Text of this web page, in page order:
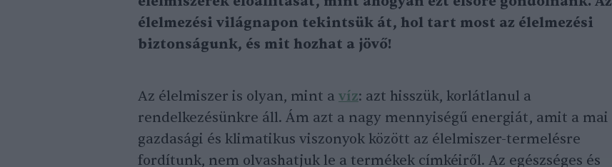
élelmezési világnapon tekintsük át, hol tart most az élelmezési
biztonságunk, és mit hozhat a jövő!
Az élelmiszer is olyan, mint a víz: azt hisszük, korlátlanul a
rendelkezésünkre áll. Ám azt a nagy mennyiségű energiát, amit a mai
gazdasági és klimatikus viszonyok között az élelmiszer-termelésre
fordítunk, nem olvashatjuk le a termékek címkéiről. Az egészséges és